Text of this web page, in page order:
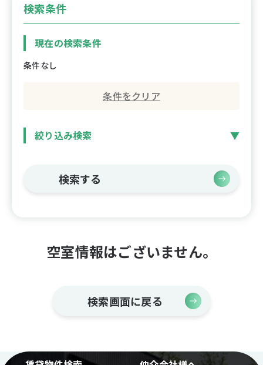
検索条件
現在の検索条件
条件なし
条件をクリア
絞り込み検索
検索する
空室情報はございません。
検索画面に戻る